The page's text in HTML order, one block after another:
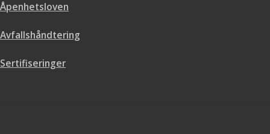
Åpenhetsloven
Avfallshåndtering
Sertifiseringer